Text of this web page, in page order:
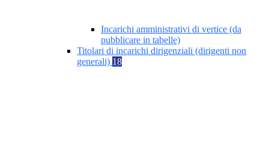
Incarichi amministrativi di vertice (da
pubblicare in tabelle)
Titolari di incarichi dirigenziali (dirigenti non
generali) 18